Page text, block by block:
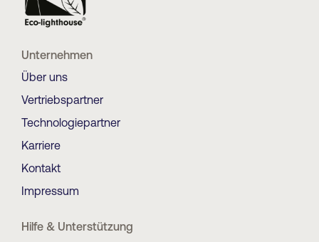
Unternehmen
Über uns
Vertriebspartner
Technologiepartner
Karriere
Kontakt
Impressum
Hilfe & Unterstützung